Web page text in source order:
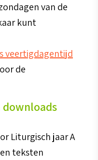
van de
kunt
veertigdagentijd
de
downloads
Liturgisch jaar A
teksten